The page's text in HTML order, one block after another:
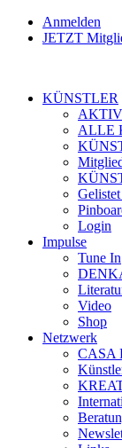
Anmelden
JETZT
KÜNSTLER
ALLE
Login
Impulse
Tune In
Video
Shop
Netzwerk
CASA